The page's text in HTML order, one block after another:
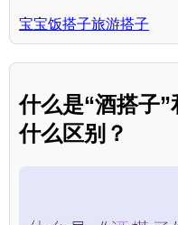
宝宝饭搭子旅游搭子
什么是“酒搭子
什么区别？